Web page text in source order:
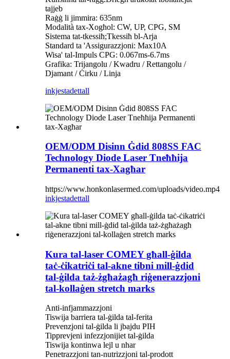
tajjeb
Raġġ li jimmira: 635nm
Modalità tax-Xogħol: CW, UP, CPG, SM
Sistema tat-tkessiħ;Tkessiħ bl-Arja
Standard ta 'Assigurazzjoni: Max10A
Wisa' tal-Impuls CPG: 0.067ms-6.7ms
Grafika: Trijangolu / Kwadru / Rettangolu /
Djamant / Ċirku / Linja
inkjestadettall
OEM/ODM Disinn Ġdid 808SS FAC
Technology Diode Laser Tneħħija
Permanenti tax-Xagħar
https://www.honkonlasermed.com/uploads/video.mp4
inkjestadettall
Kura tal-laser COMEY għall-ġilda
taċ-ċikatriċi tal-akne tibni mill-ġdid
tal-ġilda taż-żgħażagħ riġenerazzjoni
tal-kollaġen stretch marks
Anti-infjammazzjoni
Tiswija barriera tal-ġilda tal-ferita
Prevenzjoni tal-ġilda li jbajdu PIH
Tipprevjeni infezzjonijiet tal-ġilda
Tiswija kontinwa lejl u nhar
Penetrazzjoni tan-nutrizzjoni tal-prodott